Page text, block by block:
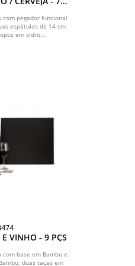
pegador funcional
espátulas de 14 cm
em vidro...
E VINHO - 9 PÇS
base em Bambu e
duas taças em